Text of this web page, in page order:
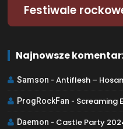
Festiwale
Najnowsze
Samson -Antiflesh –
ProgRockFan - Screaming
Daemon - Castle Party